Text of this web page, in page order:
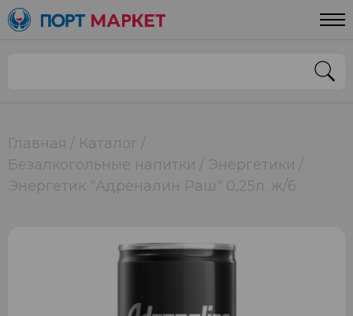
Главная
Каталог
Безалкогольные напитки
Энергетики
Энергетик "Адреналин Раш" 0,25л. ж/б